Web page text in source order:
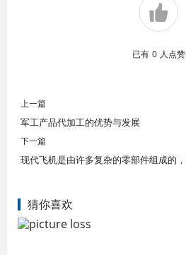
已有 0 人点赞
上一篇
军工产品代加工的优势与发展
下一篇
猜你喜欢